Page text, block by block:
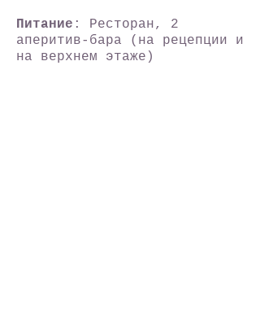
Питание : Ресторан, 2
аперитив-бара (на рецепции и
на верхнем этаже)